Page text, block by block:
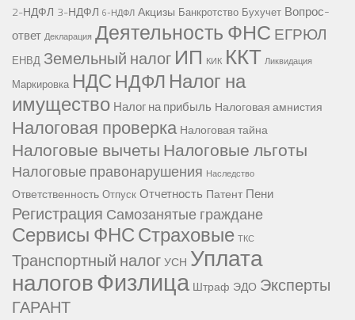
2-НДФЛ 3-НДФЛ 6-НДФЛ Акцизы Банкротство Бухучет Вопрос-
ответ Декларация Деятельность ФНС ЕГРЮЛ
ЕНВД Земельный налог ИП КИК ККТ Ликвидация
Маркировка НДС НДФЛ Налог на
имущество Налог на прибыль Налоговая амнистия
Налоговая проверка Налоговая тайна
Налоговые вычетыНалоговые льготы
Налоговые правонарушения Наследство
Ответственность Отпуск Отчетность Патент Пени
Регистрация Самозанятые граждане
Сервисы ФНССтраховые ТКС
Транспортный налогУСН Уплата
налоговФизлица Штраф ЭДО Эксперты
ГАРАНТ